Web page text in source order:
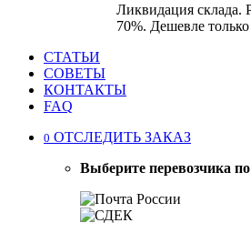
Ликвидация склада.
70%. Дешевле
СТАТЬИ
СОВЕТЫ
КОНТАКТЫ
FAQ
0 ОТСЛЕДИТЬ ЗАКАЗ
Выберите перевозчика